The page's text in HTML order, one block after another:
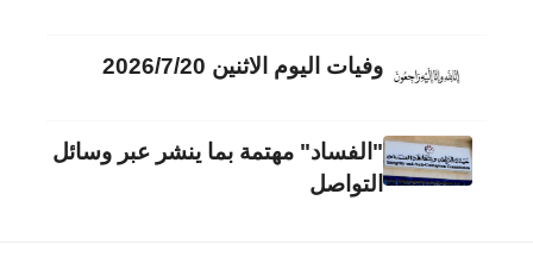
وفيات اليوم الاثنين 2026/7/20
"الفساد" مهتمة بما ينشر عبر وسائل
التواصل